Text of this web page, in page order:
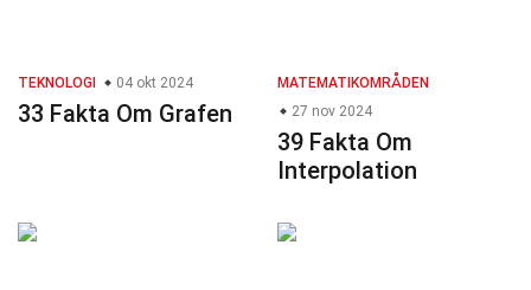
TEKNOLOGI 04 okt 2024
33 Fakta Om Grafen
MATEMATIKOMRÅDEN
27 nov 2024
39 Fakta Om
Interpolation